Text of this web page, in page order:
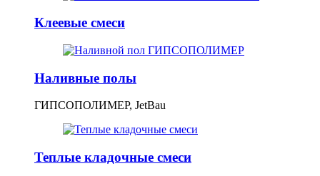
Клеевые смеси
Наливные полы
ГИПСОПОЛИМЕР, JetBau
Теплые кладочные смеси